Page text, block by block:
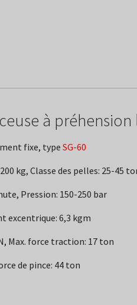
à
fixe, type SG-60
kg, Classe des pelles: 25-45
Pression: 150-250 bar
excentrique: 6,3 kgm
Max. force traction: 17 ton
de pince: 44 ton